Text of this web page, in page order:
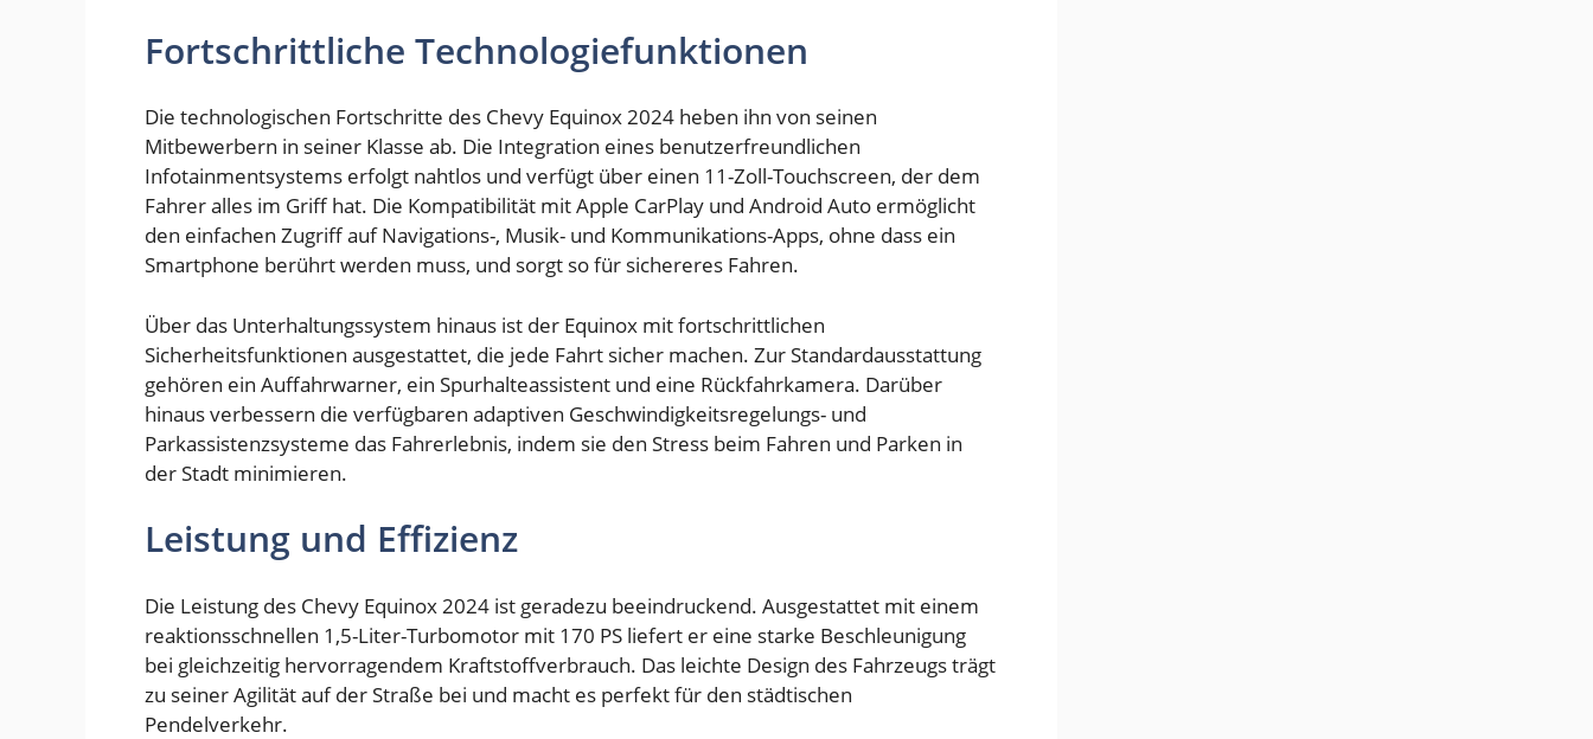
Fortschrittliche Technologiefunktionen
Die technologischen Fortschritte des Chevy Equinox 2024 heben ihn von seinen
Mitbewerbern in seiner Klasse ab. Die Integration eines benutzerfreundlichen
Infotainmentsystems erfolgt nahtlos und verfügt über einen 11-Zoll-Touchscreen, der dem
Fahrer alles im Griff hat. Die Kompatibilität mit Apple CarPlay und Android Auto ermöglicht
den einfachen Zugriff auf Navigations-, Musik- und Kommunikations-Apps, ohne dass ein
Smartphone berührt werden muss, und sorgt so für sichereres Fahren.
Über das Unterhaltungssystem hinaus ist der Equinox mit fortschrittlichen
Sicherheitsfunktionen ausgestattet, die jede Fahrt sicher machen. Zur Standardausstattung
gehören ein Auffahrwarner, ein Spurhalteassistent und eine Rückfahrkamera. Darüber
hinaus verbessern die verfügbaren adaptiven Geschwindigkeitsregelungs- und
Parkassistenzsysteme das Fahrerlebnis, indem sie den Stress beim Fahren und Parken in
der Stadt minimieren.
Leistung und Effizienz
Die Leistung des Chevy Equinox 2024 ist geradezu beeindruckend. Ausgestattet mit einem
reaktionsschnellen 1,5-Liter-Turbomotor mit 170 PS liefert er eine starke Beschleunigung
bei gleichzeitig hervorragendem Kraftstoffverbrauch. Das leichte Design des Fahrzeugs trägt
zu seiner Agilität auf der Straße bei und macht es perfekt für den städtischen
Pendelverkehr.